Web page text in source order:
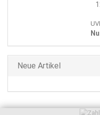
Neue Artikel